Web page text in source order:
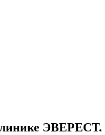
ЭВЕРЕСТ.